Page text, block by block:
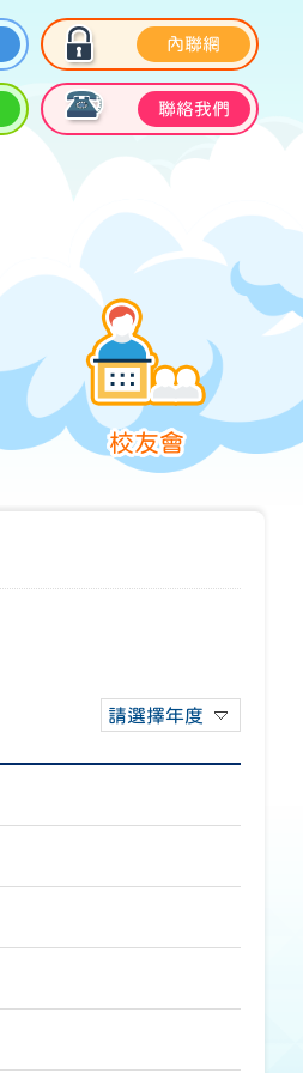
內聯網
聯絡我們
校友會
請選擇年度